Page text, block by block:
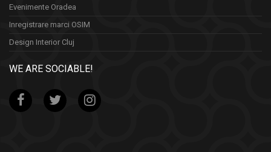
Evenimente Oradea
Inregistrare marci OSIM
Design Interior Cluj
WE ARE SOCIABLE!